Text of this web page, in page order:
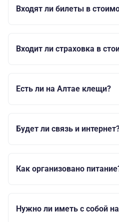
Входят ли билеты в
Входит ли страховка в
Есть ли на Алтае клещи?
Будет ли связь и
Как организовано
Нужно ли иметь с собой